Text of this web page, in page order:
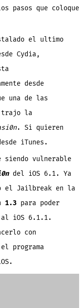
pasos que coloque
el ultimo
Cydia,
desde
una de las
trajo la
. Si quieren
iTunes.
siendo vulnerable
del iOS 6.1. Ya
el Jailbreak en la
1.3para poder
al iOS 6.1.1.
con
programa